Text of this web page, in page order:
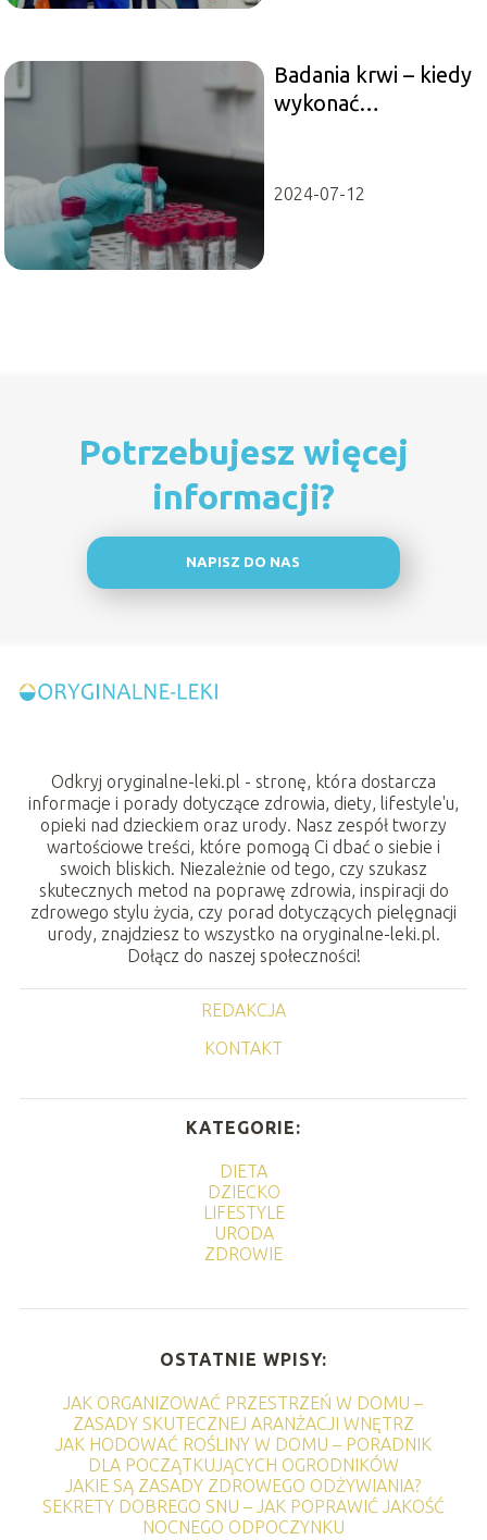
Badania krwi – kiedy
wykonać
2024-07-12
Potrzebujesz więcej
informacji?
NAPISZ DO NAS
Odkryj oryginalne-leki.pl - stronę, która dostarcza
informacje i porady dotyczące zdrowia, diety, lifestyle'u,
opieki nad dzieckiem oraz urody. Nasz zespół tworzy
wartościowe treści, które pomogą Ci dbać o siebie i
swoich bliskich. Niezależnie od tego, czy szukasz
skutecznych metod na poprawę zdrowia, inspiracji do
zdrowego stylu życia, czy porad dotyczących pielęgnacji
urody, znajdziesz to wszystko na oryginalne-leki.pl.
Dołącz do naszej społeczności!
REDAKCJA
KONTAKT
KATEGORIE:
DIETA
DZIECKO
LIFESTYLE
URODA
ZDROWIE
OSTATNIE WPISY:
JAK ORGANIZOWAĆ PRZESTRZEŃ W DOMU –
ZASADY SKUTECZNEJ ARANŻACJI WNĘTRZ
JAK HODOWAĆ ROŚLINY W DOMU – PORADNIK
DLA POCZĄTKUJĄCYCH OGRODNIKÓW
JAKIE SĄ ZASADY ZDROWEGO ODŻYWIANIA?
SEKRETY DOBREGO SNU – JAK POPRAWIĆ JAKOŚĆ
NOCNEGO ODPOCZYNKU